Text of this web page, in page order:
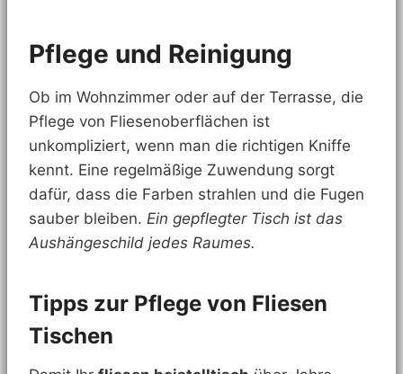
Pflege und Reinigung
Ob im Wohnzimmer oder auf der Terrasse, die
Pflege von Fliesenoberflächen ist
unkompliziert, wenn man die richtigen Kniffe
kennt. Eine regelmäßige Zuwendung sorgt
dafür, dass die Farben strahlen und die Fugen
sauber bleiben. Ein gepflegter Tisch ist das
Aushängeschild jedes Raumes.
Tipps zur Pflege von Fliesen
Tischen